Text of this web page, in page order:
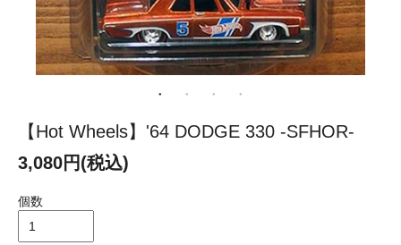
【Hot Wheels】'64 DODGE 330 -SFHOR-
3,080円(税込)
個数